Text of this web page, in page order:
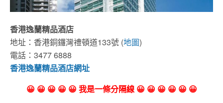
香港逸蘭精品酒店
地址：香港銅鑼灣禮頓道133號 (地圖)
電話：3477 6888
香港逸蘭精品酒店網址
😀 😀 😀 😀 😀 我是一條分隔線 😀 😀 😀 😀 😀 😀